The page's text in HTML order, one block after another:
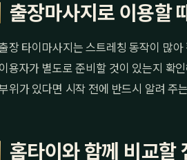
출장마사지로 이용할
장 타이마사지는 스트레칭 동작이 많
이용자가 별도로 준비할 것이 있는지 확
위가 있다면 시작 전에 반드시 알려 주
홈타이와 함께 비교할